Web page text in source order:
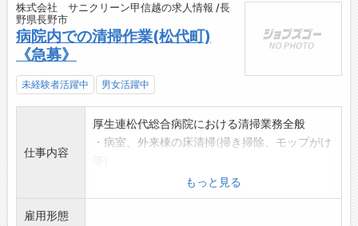
株式会社 サニクリーン甲信越の求人情報 /長
野県長野市
病院内での清掃作業(松代町)
《急募》
未経験者活躍中 男女活躍中
仕事内容
厚生連松代総合病院における清掃業務全般
・病室、外来棟の床清掃(掃き掃除、モップがけ
・洗面所、トイレ(女子トイレも有り)の清掃等
*15人前後の体制で行い、立ち作業が主です。
もっと見る
雇用形態